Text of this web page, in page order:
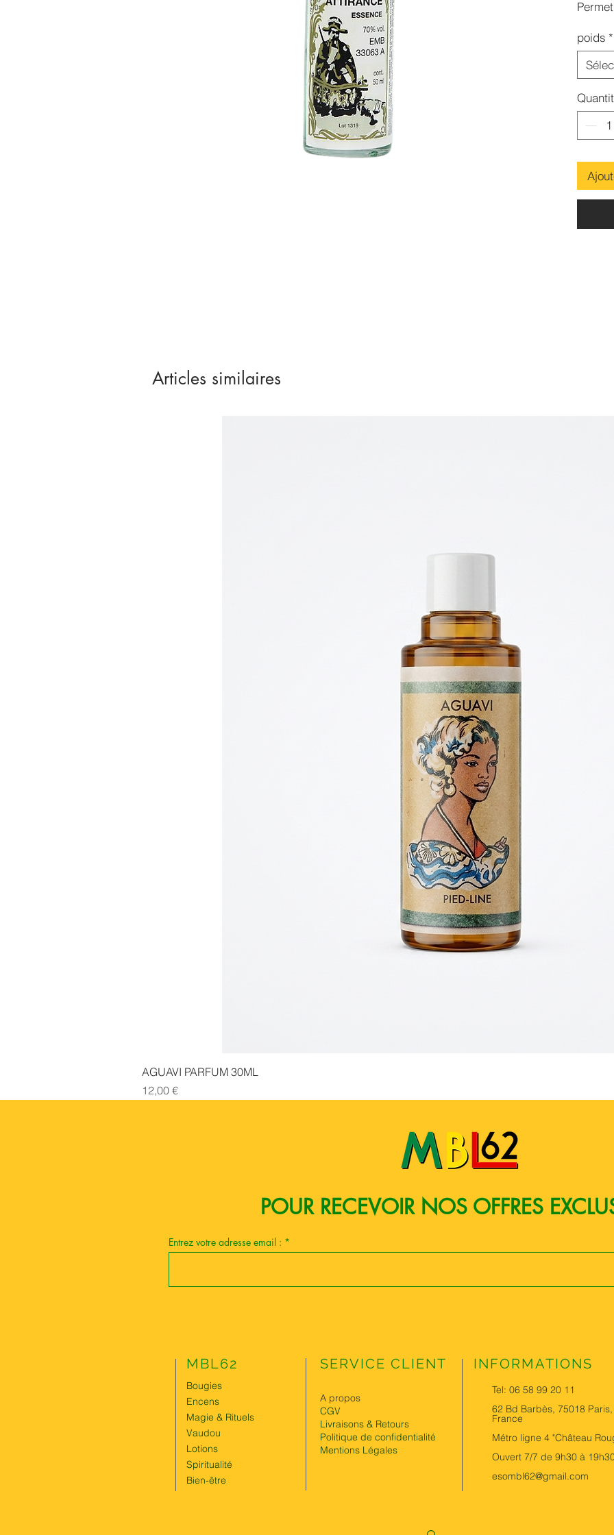
qui
poids *
Articles similaires
AGUAVI PARFUM 30ML
Prix
12,00 €
POUR RECEVOIR NOS OFFRES
Entrez votre adresse email :
MBL62
Bougies
Encens
Magie & Rituels
Vaudou
Lotions
Spiritualité
Bien-être
SERVICE CLIENT
A propos
CGV
Livraisons & Retours
Politique de confidentialité
Mentions Légales
INFORMATIONS
Tel: 06 58 99 20 11
62 Bd Barbès, 75018 Paris,
France
Métro ligne 4 "Château
Ouvert 7/7 de 9h30 à
esombl62@gmail.com